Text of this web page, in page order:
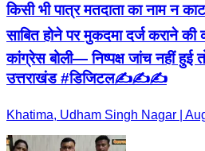
किसी भी पात्र मतदाता का नाम न
साबित होने पर मुकदमा दर्ज कराने
कांग्रेस बोली— निष्पक्ष जांच नहीं हुई
उत्तराखंड #डिजिटल✍️✍️✍️
Khatima, Udham Singh Nagar |